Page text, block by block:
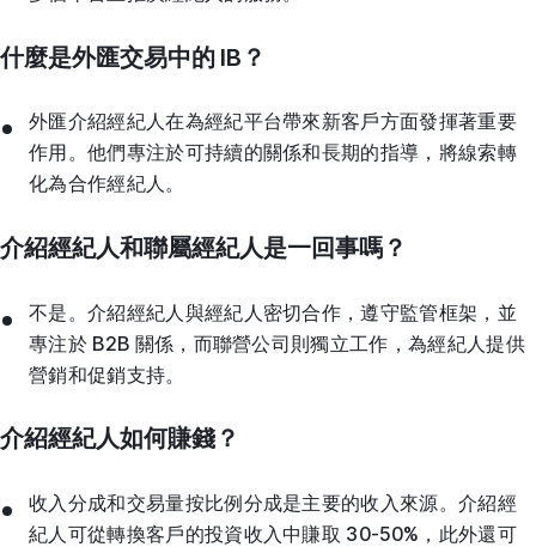
什麼是外匯交易中的 IB？
外匯介紹經紀人在為經紀平台帶來新客戶方面發揮著重要
作用。他們專注於可持續的關係和長期的指導，將線索轉
化為合作經紀人。
介紹經紀人和聯屬經紀人是一回事嗎？
不是。介紹經紀人與經紀人密切合作，遵守監管框架，並
專注於 B2B 關係，而聯營公司則獨立工作，為經紀人提供
營銷和促銷支持。
介紹經紀人如何賺錢？
收入分成和交易量按比例分成是主要的收入來源。介紹經
紀人可從轉換客戶的投資收入中賺取 30-50%，此外還可